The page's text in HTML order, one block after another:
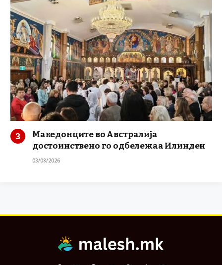
Македонците во Австралија
достоинствено го одбележаа Илинден
03/08/2026